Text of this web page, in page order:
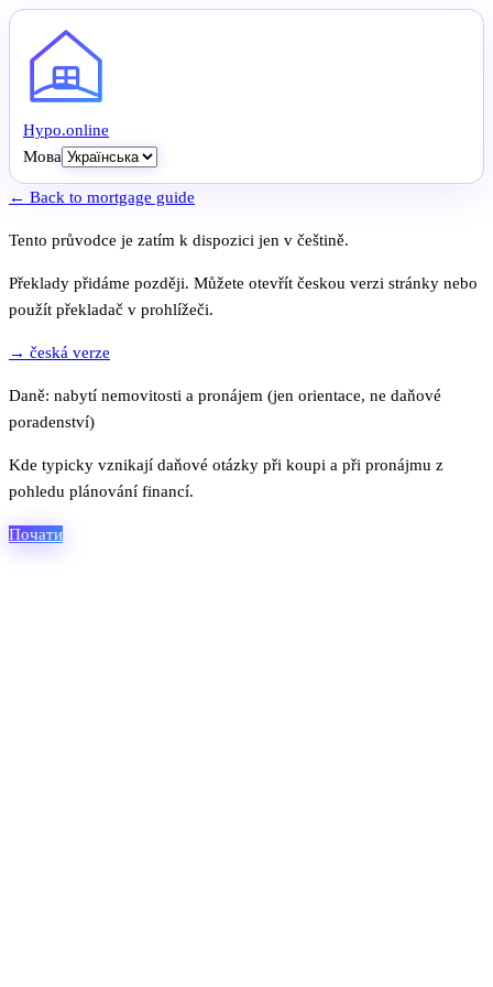
Hypo.online
Мова
← Back to mortgage guide
Tento průvodce je zatím k dispozici jen v češtině.
Překlady přidáme později. Můžete otevřít českou verzi stránky nebo
použít překladač v prohlížeči.
→ česká verze
Daně: nabytí nemovitosti a pronájem (jen orientace, ne daňové
poradenství)
Kde typicky vznikají daňové otázky při koupi a při pronájmu z
pohledu plánování financí.
Почати